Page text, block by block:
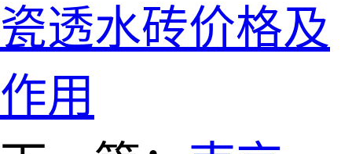
瓷透水砖价格及
作用